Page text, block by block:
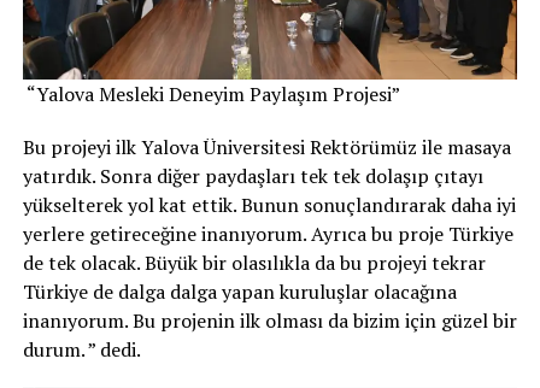
“Yalova Mesleki Deneyim Paylaşım Projesi”
Bu projeyi ilk Yalova Üniversitesi Rektörümüz ile masaya
yatırdık. Sonra diğer paydaşları tek tek dolaşıp çıtayı
yükselterek yol kat ettik. Bunun sonuçlandırarak daha iyi
yerlere getireceğine inanıyorum. Ayrıca bu proje Türkiye
de tek olacak. Büyük bir olasılıkla da bu projeyi tekrar
Türkiye de dalga dalga yapan kuruluşlar olacağına
inanıyorum. Bu projenin ilk olması da bizim için güzel bir
durum. ” dedi.